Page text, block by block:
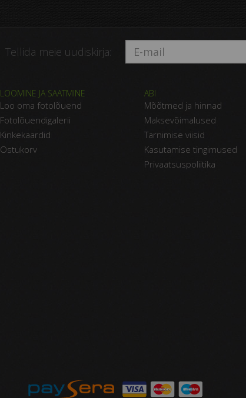
Tellida meie uudiskirja:
LOOMINE JA SAATMINE
Loo oma fotolõuend
Fotolõuendigalerii
Kinkekaardid
Ostukorv
ABI
Mõõtmed ja hinnad
Maksevõimalused
Tarnimise viisid
Kasutamise tingimused
Privaatsuspoliitika